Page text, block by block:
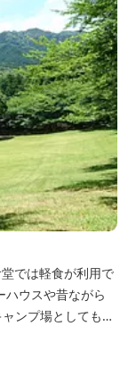
では軽食が利用で
ウスや昔ながら
ンプ場としても人
。バンガローや5
が一望できる。ま